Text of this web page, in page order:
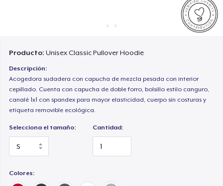
Producto:Unisex Classic Pullover Hoodie
Descripción:
Acogedora sudadera con capucha de mezcla pesada con interior
cepillado. Cuenta con capucha de doble forro, bolsillo estilo canguro,
canalé 1x1 con spandex para mayor elasticidad, cuerpo sin costuras y
etiqueta removible ecológica.
Selecciona el tamaño: Cantidad:
Colores: